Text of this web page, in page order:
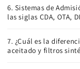
6. Sistemas de
las siglas CDA, OTA,
7. ¿Cuál es la
aceitado y filtros